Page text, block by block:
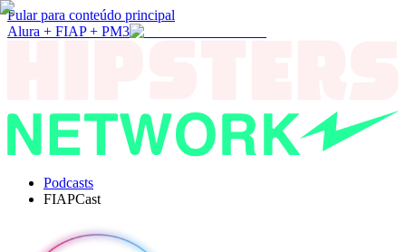
Pular para conteúdo principal
Alura + FIAP + PM3
Podcasts
FIAPCast